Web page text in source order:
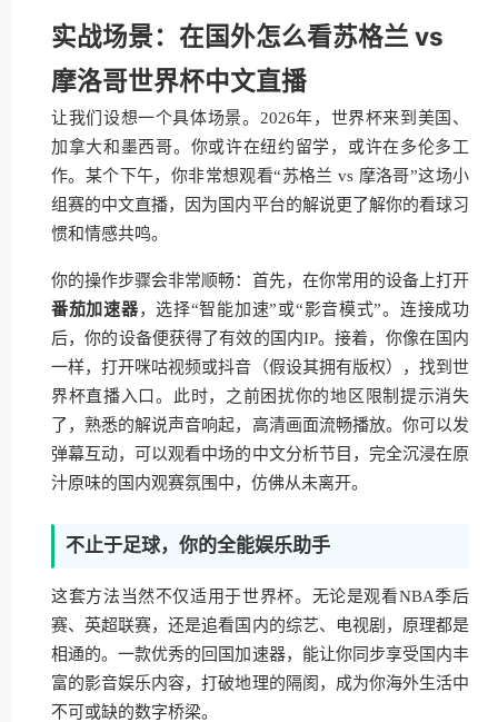
实战场景：在国外怎么看苏格兰 vs
摩洛哥世界杯中文直播
让我们设想一个具体场景。2026年，世界杯来到美国、
加拿大和墨西哥。你或许在纽约留学，或许在多伦多工
作。某个下午，你非常想观看“苏格兰 vs 摩洛哥”这场小
组赛的中文直播，因为国内平台的解说更了解你的看球习
惯和情感共鸣。
你的操作步骤会非常顺畅：首先，在你常用的设备上打开
番茄加速器，选择“智能加速”或“影音模式”。连接成功
后，你的设备便获得了有效的国内IP。接着，你像在国内
一样，打开咪咕视频或抖音（假设其拥有版权），找到世
界杯直播入口。此时，之前困扰你的地区限制提示消失
了，熟悉的解说声音响起，高清画面流畅播放。你可以发
弹幕互动，可以观看中场的中文分析节目，完全沉浸在原
汁原味的国内观赛氛围中，仿佛从未离开。
不止于足球，你的全能娱乐助手
这套方法当然不仅适用于世界杯。无论是观看NBA季后
赛、英超联赛，还是追看国内的综艺、电视剧，原理都是
相通的。一款优秀的回国加速器，能让你同步享受国内丰
富的影音娱乐内容，打破地理的隔阂，成为你海外生活中
不可或缺的数字桥梁。